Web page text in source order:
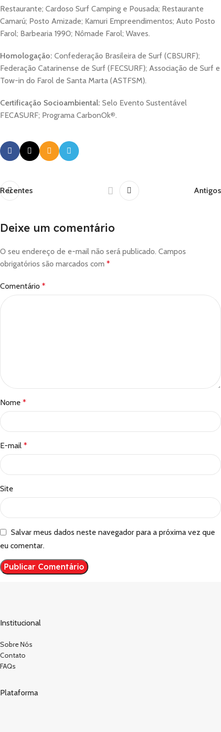
Restaurante; Cardoso Surf Camping e Pousada; Restaurante
Camarú; Posto Amizade; Kamuri Empreendimentos; Auto Posto
Farol; Barbearia 1990; Nômade Farol; Waves.
Homologação: Confederação Brasileira de Surf (CBSURF);
Federação Catarinense de Surf (FECSURF); Associação de Surf e
Tow-in do Farol de Santa Marta (ASTFSM).
Certificação Socioambiental: Selo Evento Sustentável
FECASURF; Programa CarbonOk®.
Recentes Antigos
Deixe um comentário
O seu endereço de e-mail não será publicado. Campos
obrigatórios são marcados com *
Comentário *
Nome *
E-mail *
Site
Salvar meus dados neste navegador para a próxima vez que
eu comentar.
Institucional
Sobre Nós
Contato
FAQs
Plataforma